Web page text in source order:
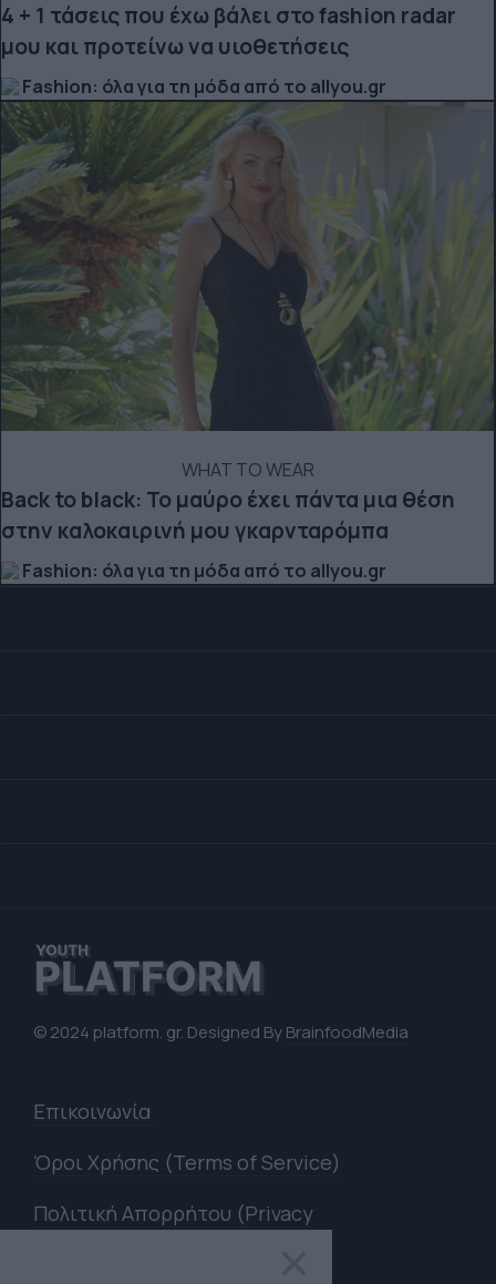
4 + 1 τάσεις που έχω βάλει στο fashion radar
μου και προτείνω να υιοθετήσεις
Fashion: όλα για τη μόδα από το allyou.gr
WHAT TO WEAR
Back to black: Το μαύρο έχει πάντα μια θέση
στην καλοκαιρινή μου γκαρνταρόμπα
Fashion: όλα για τη μόδα από το allyou.gr
© 2024 platform. gr. Designed ByBrainfoodMedia
Επικοινωνία
Όροι Χρήσης (Terms of Service)
Πολιτική Απορρήτου (Privacy